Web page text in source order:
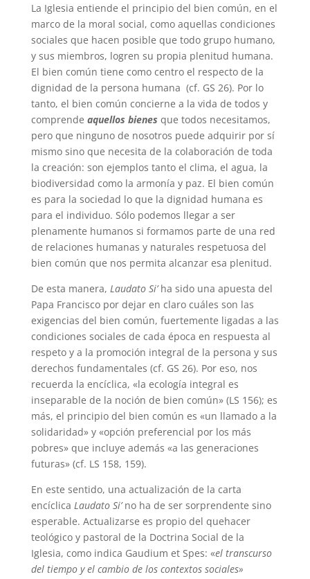
La Iglesia entiende el principio del bien común, en el
marco de la moral social, como aquellas condiciones
sociales que hacen posible que todo grupo humano,
y sus miembros, logren su propia plenitud humana.
El bien común tiene como centro el respecto de la
dignidad de la persona humana (cf. GS 26). Por lo
tanto, el bien común concierne a la vida de todos y
comprende aquellos bienes que todos necesitamos,
pero que ninguno de nosotros puede adquirir por sí
mismo sino que necesita de la colaboración de toda
la creación: son ejemplos tanto el clima, el agua, la
biodiversidad como la armonía y paz. El bien común
es para la sociedad lo que la dignidad humana es
para el individuo. Sólo podemos llegar a ser
plenamente humanos si formamos parte de una red
de relaciones humanas y naturales respetuosa del
bien común que nos permita alcanzar esa plenitud.
De esta manera, Laudato Si’ha sido una apuesta del
Papa Francisco por dejar en claro cuáles son las
exigencias del bien común, fuertemente ligadas a las
condiciones sociales de cada época en respuesta al
respeto y a la promoción integral de la persona y sus
derechos fundamentales (cf. GS 26). Por eso, nos
recuerda la encíclica, «la ecología integral es
inseparable de la noción de bien común» (LS 156); es
más, el principio del bien común es «un llamado a la
solidaridad» y «opción preferencial por los más
pobres» que incluye además «a las generaciones
futuras» (cf. LS 158, 159).
En este sentido, una actualización de la carta
encíclica Laudato Si’no ha de ser sorprendente sino
esperable. Actualizarse es propio del quehacer
teológico y pastoral de la Doctrina Social de la
Iglesia, como indica Gaudium et Spes: «el transcurso
del tiempo y el cambio de los contextos sociales»